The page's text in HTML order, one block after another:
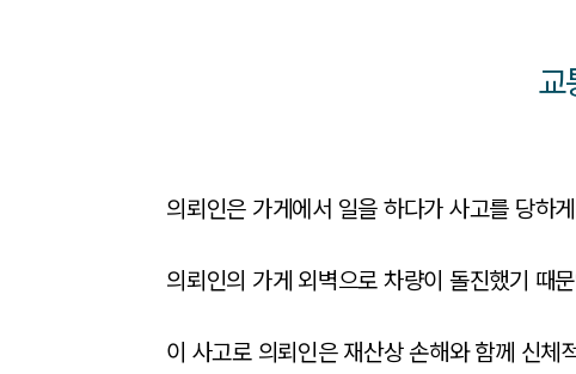
교
의뢰인은 가게에서 일을 하다가 사고를 당하
의뢰인의 가게 외벽으로 차량이 돌진했기 때
이 사고로 의뢰인은 재산상 손해와 함께 신체